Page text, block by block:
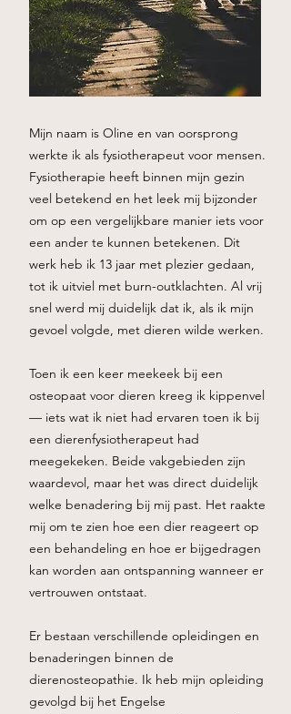
Mijn naam is Oline en van oorsprong
werkte ik als fysiotherapeut voor mensen.
Fysiotherapie heeft binnen mijn gezin
veel betekend en het leek mij bijzonder
om op een vergelijkbare manier iets voor
een ander te kunnen betekenen. Dit
werk heb ik 13 jaar met plezier gedaan,
tot ik uitviel met burn-outklachten. Al vrij
snel werd mij duidelijk dat ik, als ik mijn
gevoel volgde, met dieren wilde werken.
Toen ik een keer meekeek bij een
osteopaat voor dieren kreeg ik kippenvel
— iets wat ik niet had ervaren toen ik bij
een dierenfysiotherapeut had
meegekeken. Beide vakgebieden zijn
waardevol, maar het was direct duidelijk
welke benadering bij mij past. Het raakte
mij om te zien hoe een dier reageert op
een behandeling en hoe er bijgedragen
kan worden aan ontspanning wanneer er
vertrouwen ontstaat.
Er bestaan verschillende opleidingen en
benaderingen binnen de
dierenosteopathie. Ik heb mijn opleiding
gevolgd bij het Engelse